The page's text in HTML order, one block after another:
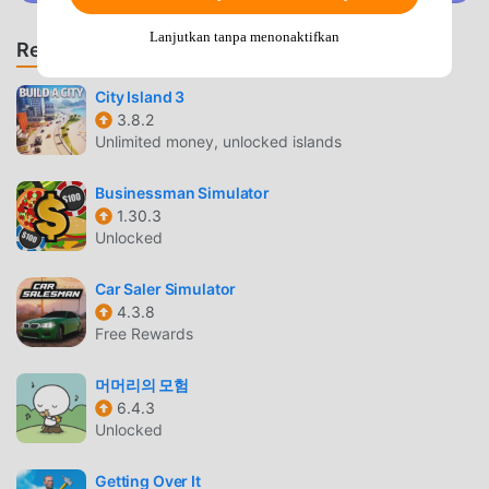
moddroid adalah pilihan terbaik Anda. moddroid tidak
hanya memberi Anda versi terbaru dariFive Tries At
Love5.2.1gratis, tetapi juga menyediakan Free mod gratis,
membantu Anda menyimpan tugas mekanis yang berulang
dalam gim, sehingga Anda dapat fokus menikmati
kesenangan yang dibawa oleh game itu sendiri. moddroid
akan membebankan biaya apa pun kepada pemain, dan
100% aman, tersedia, dan gratis untuk dipasang. Cukup
unduh klien moddroid, Anda dapat mengunduh dan
Tunggu apa lagi, unduh moddroid dan mainkan!
GAMEPLAY UNIK
Five Tries At Love Sebagai game terkenal simulation
,gameplaynya yang unik telah membantunya mendapatkan
banyak penggemar di seluruh dunia. Tidak seperti
tradisional simulation game, diFive Tries At Love, Anda
Rekomendasi Game & App
City Island 3
3.8.2
Unlimited money, unlocked islands
Businessman Simulator
1.30.3
Unlocked
Car Saler Simulator
4.3.8
Free Rewards
머머리의 모험
6.4.3
Unlocked
Getting Over It
Lanjutkan tanpa menonaktifkan